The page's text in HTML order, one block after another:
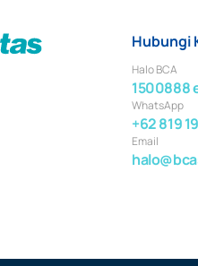
Hubungi
Halo BCA
1500888
WhatsApp
+62 819
Email